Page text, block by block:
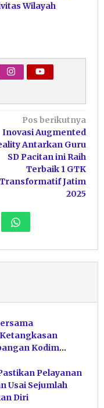
Wilayah
Pos berikutnya
Inovasi Augmented
Antarkan Guru
SD Pacitan ini Raih
Terbaik 1 GTK
Transformatif Jatim
2025
Kodim
Pelayanan
Usai Sejumlah
Diri